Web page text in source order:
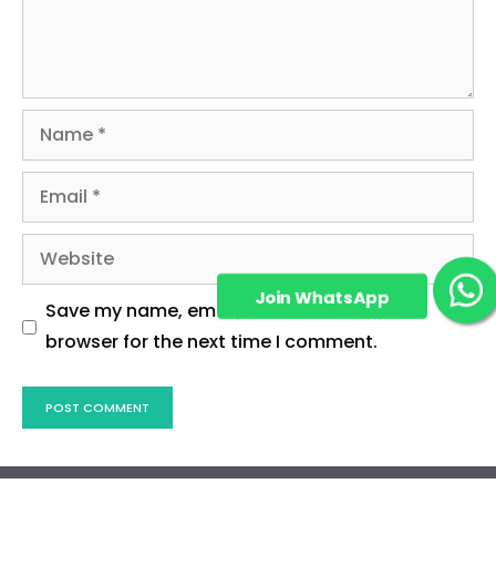
Name
Email
Website
Save my name, email, and website in this
browser for the next time I comment.
Join WhatsApp
Group!